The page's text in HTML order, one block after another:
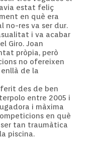
estat feliç
en què era
no-res va ser dur.
i va acabar
Giro. Joan
pròpia, però
no ofereixen
de la
des de ben
entre 2005 i
i màxima
en què
tan traumàtica
piscina.​